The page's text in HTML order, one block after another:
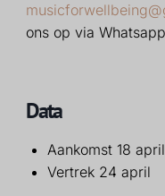
ons op via
Data
Aankomst 18 april
Vertrek 24 april